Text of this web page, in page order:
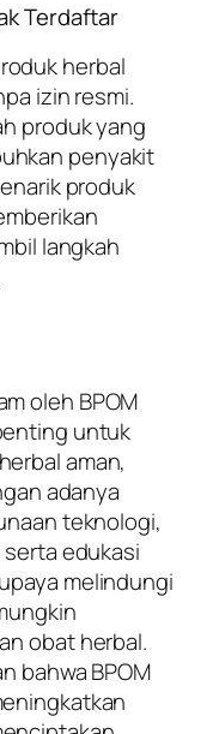
Terdaftar
herbal
izin resmi.
produk yang
penyakit
produk
langkah
oleh BPOM
untuk
aman,
adanya
teknologi,
edukasi
melindungi
obat herbal.
bahwa BPOM